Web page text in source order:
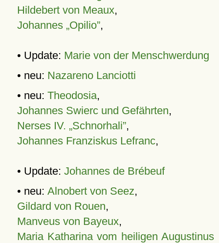
Hildebert von Meaux,
Johannes „Opilio”,
• Update: Marie von der Menschwerdung
• neu: Nazareno Lanciotti
• neu: Theodosia,
Johannes Swierc und Gefährten,
Nerses IV. „Schnorhali”,
Johannes Franziskus Lefranc,
• Update: Johannes de Brébeuf
• neu: Alnobert von Seez,
Gildard von Rouen,
Manveus von Bayeux,
Maria Katharina vom heiligen Augustinus